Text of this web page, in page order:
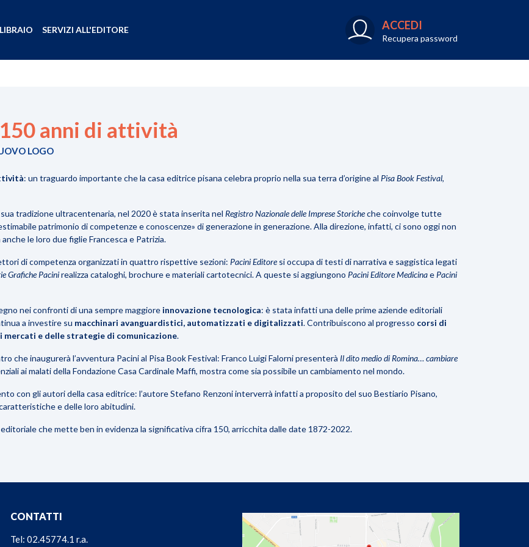
ACCEDI
Recupera password
SERVIZI ALL'EDITORE
anni di attività
LOGO
: un traguardo importante che la casa editrice pisana celebra proprio nella sua terra d’origine al Pisa Book Festival,
tradizione ultracentenaria, nel 2020 è stata inserita nel Registro Nazionale delle Imprese Storicheche coinvolge tutte
patrimonio di competenze e conoscenze» di generazione in generazione. Alla direzione, infatti, ci sono oggi non
le loro due figlie Francesca e Patrizia.
di competenza organizzati in quattro rispettive sezioni: Pacini Editoresi occupa di testi di narrativa e saggistica legati
Grafiche Pacinirealizza cataloghi, brochure e materiali cartotecnici. A queste si aggiungono Pacini Editore Medicinae Pacini
nei confronti di una sempre maggiore innovazione tecnologica: è stata infatti una delle prime aziende editoriali
a investire su macchinari avanguardistici, automatizzati e digitalizzati. Contribuiscono al progresso corsi di
mercati e delle strategie di comunicazione.
che inaugurerà l’avventura Pacini al Pisa Book Festival: Franco Luigi Falorni presenterà Il dito medio di Romina… cambiare
ai malati della Fondazione Casa Cardinale Maffi, mostra come sia possibile un cambiamento nel mondo.
con gli autori della casa editrice: l’autore Stefano Renzoni interverrà infatti a proposito del suo Bestiario Pisano,
e delle loro abitudini.
che metteben in evidenza la significativa cifra 150, arricchita dalle date 1872-2022.
CONTATTI
Tel: 02.45774.1 r.a.